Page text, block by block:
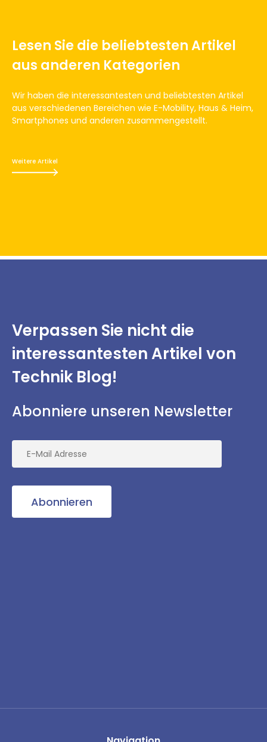
Lesen Sie die beliebtesten Artikel
aus anderen Kategorien
Wir haben die interessantesten und beliebtesten Artikel
aus verschiedenen Bereichen wie E-Mobility, Haus & Heim,
Smartphones und anderen zusammengestellt.
Weitere Artikel
Verpassen Sie nicht die
interessantestenArtikel von
Technik Blog!
Abonniere unseren Newsletter
Abonnieren